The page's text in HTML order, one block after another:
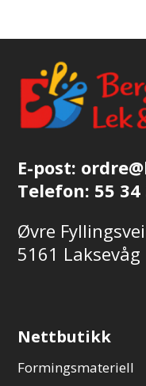
E-post:
Telefon: 55 34
Øvre
5161 Laksevåg
Nettbutikk
Formingsmateriell